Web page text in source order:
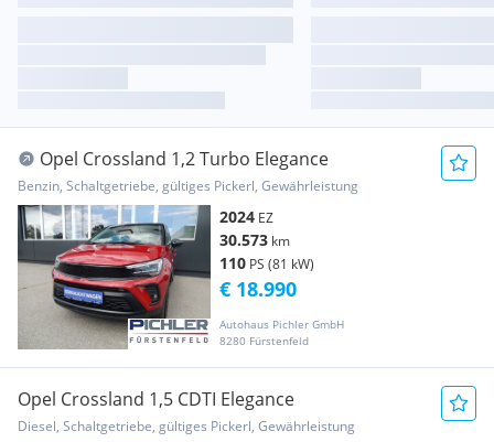
Opel Crossland 1,2 Turbo Elegance
Benzin, Schaltgetriebe, gültiges Pickerl, Gewährleistung
2024 EZ
30.573 km
110 PS (81 kW)
Autohaus Pichler GmbH
8280 Fürstenfeld
€ 18.990
Opel Crossland 1,5 CDTI Elegance
Diesel, Schaltgetriebe, gültiges Pickerl, Gewährleistung